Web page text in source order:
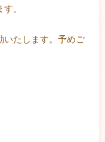
。
いたします。予めご